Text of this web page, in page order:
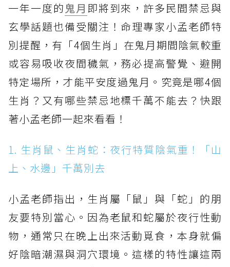
一年一度的鬼月 即將到來，許多民間禁忌與
玄學話題也備受關注！命理專家小孟老師特
別提醒，有「4個生肖」在鬼月期間陰氣較重
或容易吸收夜間穢氣，務必提高警覺、避開
特定場所，才能平安度過鬼月。究竟是哪4個
生肖？又有哪些禁忌地標千萬不能去？快跟
著小孟老師一起來看看！
1. 生肖鼠、生肖蛇：夜行特質陰氣重！「山
上、水邊」千萬別去
小孟老師指出，生肖屬「鼠」與「蛇」的朋
友要特別當心。因為老鼠和蛇屬於夜行性動
物，通常只在晚上出來活動覓食，本身就偏
好陰暗潮濕與洞穴環境。這樣的特性讓這兩